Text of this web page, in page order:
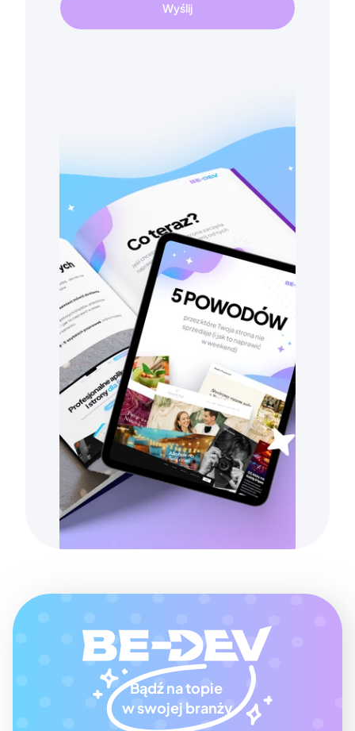
Wyślij
Bądź na topie
w swojej branży